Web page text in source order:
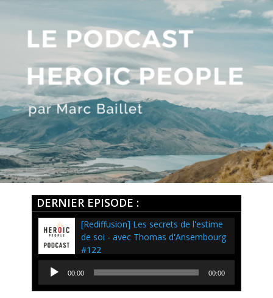
DERNIER EPISODE :
[Rediffusion] Les secrets de l'estime
de soi - avec Thomas d'Ansembourg
#122
Lecteur
audio
00:00 00:00